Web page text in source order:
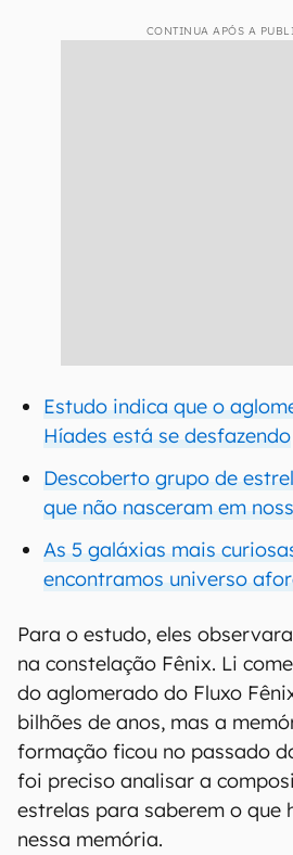
CONTINUA APÓS A
Estudo indica que o
Híades está se desfazendo
Descoberto grupo de
que não nasceram em
As 5 galáxias mais
encontramos universo
Para o estudo, eles
na constelação Fênix. Li
do aglomerado do Fluxo
bilhões de anos, mas a
formação ficou no passado
foi preciso analisar a
estrelas para saberem o que
nessa memória.